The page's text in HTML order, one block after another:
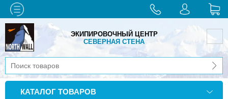
ЭКИПИРОВОЧНЫЙ ЦЕНТР
СЕВЕРНАЯ СТЕНА
КАТАЛОГ ТОВАРОВ